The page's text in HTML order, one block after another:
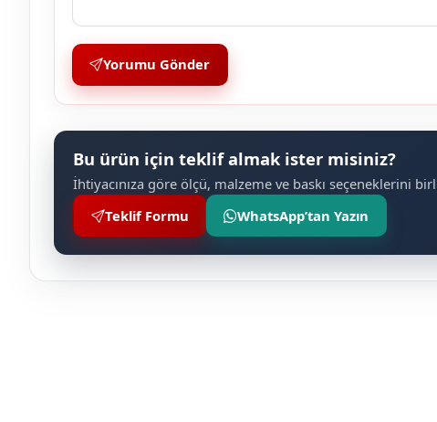
Yorumu Gönder
Bu ürün için teklif almak ister misiniz?
İhtiyacınıza göre ölçü, malzeme ve baskı seçeneklerini
Teklif Formu
WhatsApp’tan Yazın